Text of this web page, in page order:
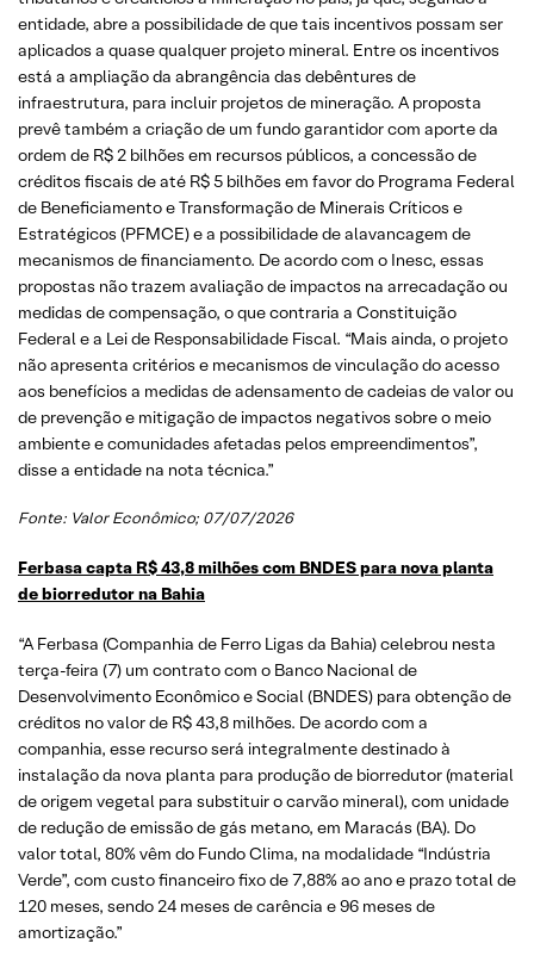
entidade, abre a possibilidade de que tais incentivos possam ser
aplicados a quase qualquer projeto mineral. Entre os incentivos
está a ampliação da abrangência das debêntures de
infraestrutura, para incluir projetos de mineração. A proposta
prevê também a criação de um fundo garantidor com aporte da
ordem de R$ 2 bilhões em recursos públicos, a concessão de
créditos fiscais de até R$ 5 bilhões em favor do Programa Federal
de Beneficiamento e Transformação de Minerais Críticos e
Estratégicos (PFMCE) e a possibilidade de alavancagem de
mecanismos de financiamento. De acordo com o Inesc, essas
propostas não trazem avaliação de impactos na arrecadação ou
medidas de compensação, o que contraria a Constituição
Federal e a Lei de Responsabilidade Fiscal. “Mais ainda, o projeto
não apresenta critérios e mecanismos de vinculação do acesso
aos benefícios a medidas de adensamento de cadeias de valor ou
de prevenção e mitigação de impactos negativos sobre o meio
ambiente e comunidades afetadas pelos empreendimentos”,
disse a entidade na nota técnica.”
Fonte: Valor Econômico; 07/07/2026
Ferbasa capta R$ 43,8 milhões com BNDES para nova planta
de biorredutor na Bahia
“A Ferbasa (Companhia de Ferro Ligas da Bahia) celebrou nesta
terça-feira (7) um contrato com o Banco Nacional de
Desenvolvimento Econômico e Social (BNDES) para obtenção de
créditos no valor de R$ 43,8 milhões. De acordo com a
companhia, esse recurso será integralmente destinado à
instalação da nova planta para produção de biorredutor (material
de origem vegetal para substituir o carvão mineral), com unidade
de redução de emissão de gás metano, em Maracás (BA). Do
valor total, 80% vêm do Fundo Clima, na modalidade “Indústria
Verde”, com custo financeiro fixo de 7,88% ao ano e prazo total de
120 meses, sendo 24 meses de carência e 96 meses de
amortização.”